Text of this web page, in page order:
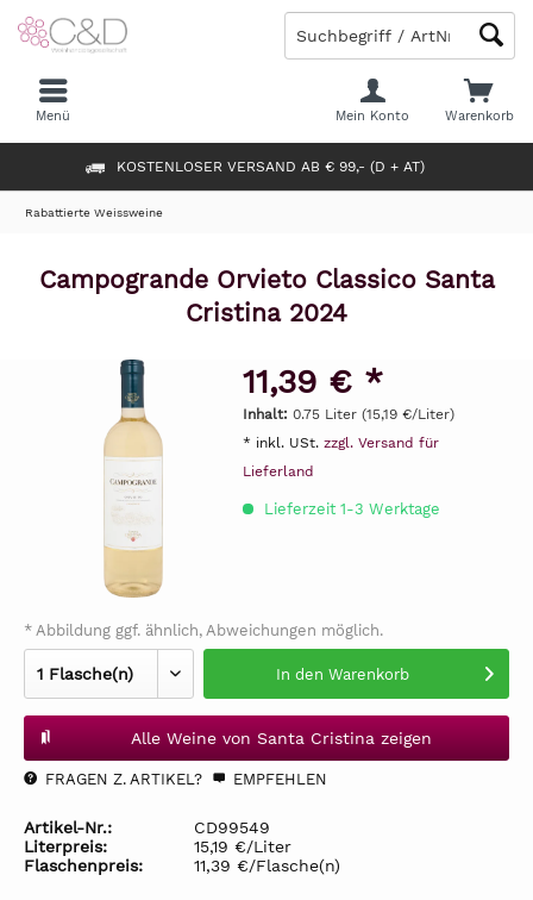
KOSTENLOSER VERSAND AB € 99,- (D + AT)
Warenkorb
Mein Konto
Menü
Rabattierte Weissweine
Campogrande Orvieto Classico Santa
Cristina 2024
11,39 € *
Inhalt: 0.75 Liter (15,19 €/Liter)
* inkl. USt. zzgl. Versand für
Lieferland
Lieferzeit 1-3 Werktage
* Abbildung ggf. ähnlich, Abweichungen möglich.
In den Warenkorb
Alle Weine von Santa Cristina zeigen
FRAGEN Z. ARTIKEL? EMPFEHLEN
Artikel-Nr.:
CD99549
Literpreis:
15,19 €/Liter
Flaschenpreis:
11,39 €/Flasche(n)